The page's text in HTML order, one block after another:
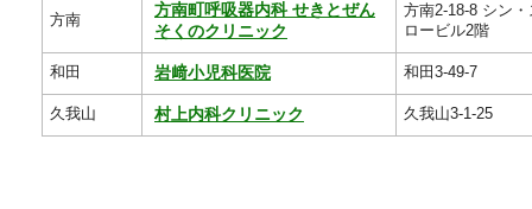
方南
方南町呼吸器内科 せきとぜん
そくのクリニック
方南2-18-8 シン・
ロービル2階
和田 岩﨑小児科医院 和田3-49-7
久我山 村上内科クリニック 久我山3-1-25